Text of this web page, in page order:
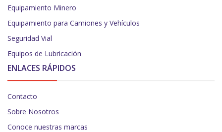
Equipamiento Minero
Equipamiento para Camiones y Vehículos
Seguridad Vial
Equipos de Lubricación
ENLACES RÁPIDOS
Contacto
Sobre Nosotros
Conoce nuestras marcas